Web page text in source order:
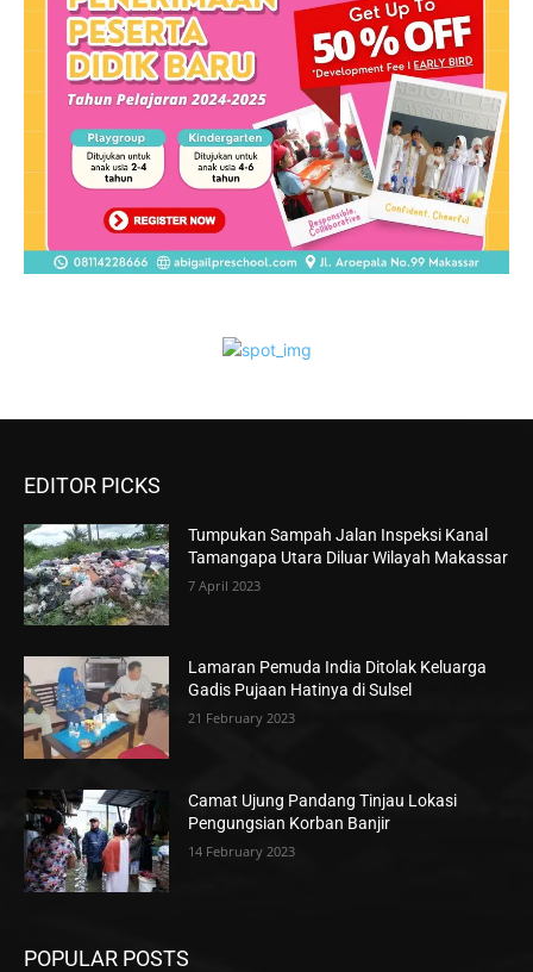
EDITOR PICKS
Tumpukan Sampah Jalan Inspeksi Kanal
Tamangapa Utara Diluar Wilayah Makassar
7 April 2023
Lamaran Pemuda India Ditolak Keluarga
Gadis Pujaan Hatinya di Sulsel
21 February 2023
Camat Ujung Pandang Tinjau Lokasi
Pengungsian Korban Banjir
14 February 2023
POPULAR POSTS